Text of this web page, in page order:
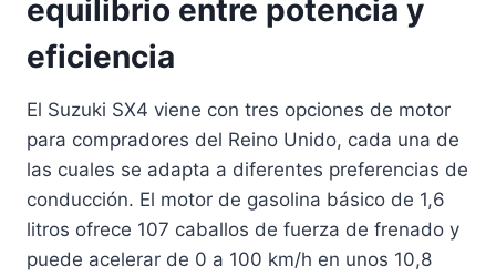
equilibrio entre potencia y
eficiencia
El Suzuki SX4 viene con tres opciones de motor
para compradores del Reino Unido, cada una de
las cuales se adapta a diferentes preferencias de
conducción. El motor de gasolina básico de 1,6
litros ofrece 107 caballos de fuerza de frenado y
puede acelerar de 0 a 100 km/h en unos 10,8